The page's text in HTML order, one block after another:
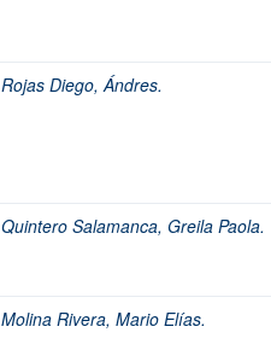
Rojas Diego, Ándres.
Quintero Salamanca, Greila Paola.
Molina Rivera, Mario Elías.